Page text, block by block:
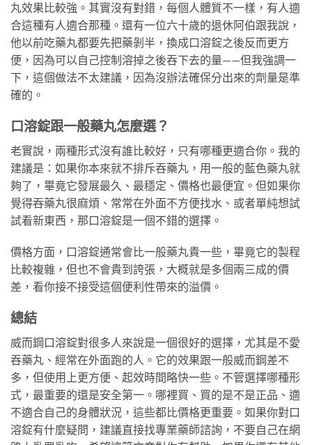
丸效果比較強。其實沒有對錯，每個人體質不一樣，有人適
合這種有人適合那種。還有一位六十歲的退休阿伯跟我說，
他以前吃藥丸都要先把藥剝半，換成口溶錠之後反而更方
便，因為可以自己控制溶掉之後吞下去的量——但我強調一
下，這個做法不太建議，因為沒辦法確保分出來的劑量是準
確的。
口溶錠跟一般藥丸怎麼選？
老實說，兩種形式沒有誰比較好，只有哪種更適合你。我的
建議是：如果你本來就不排斥吞藥丸，用一般的藍色藥丸就
夠了，畢竟它發展最久、最穩定、價格也最便宜。但如果你
覺得吞藥丸很麻煩、常常在外面不方便找水、或者單純想試
試看新東西，那口溶錠是一個不錯的選擇。
價格方面，口溶錠通常會比一般藥丸貴一些，畢竟它的製程
比較複雜，但也不會貴到誇張，大概就是多個兩三成的價
差，看你接不接受這個便利性帶來的溢價。
總結
威而鋼口溶錠對很多人來說是一個很好的選擇，尤其是不愛
吞藥丸、經常在外面跑的人。它的效果跟一般威而鋼差不
多，但使用上更方便、起效時間略快一些。不管選擇哪種形
式，最重要的還是安全第一。哪裡買、買的是不是正品、適
不適合自己的身體狀況，這些都比價格更重要。如果你對口
溶錠有什麼疑問，建議直接找專業藥師諮詢，不要自己在網